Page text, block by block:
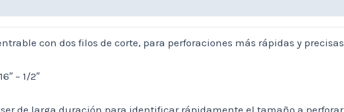
con dos filos de corte, para perforaciones más rápidas y precisas
– 1/2″